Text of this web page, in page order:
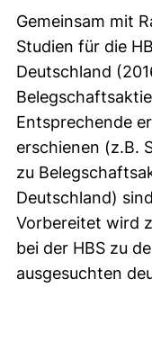
Gemeinsam mit
Studien für die
Deutschland
Entsprechende
erschienen (z.B.
zu
Deutschland)
Vorbereitet wird
bei der HBS zu
ausgesuchten